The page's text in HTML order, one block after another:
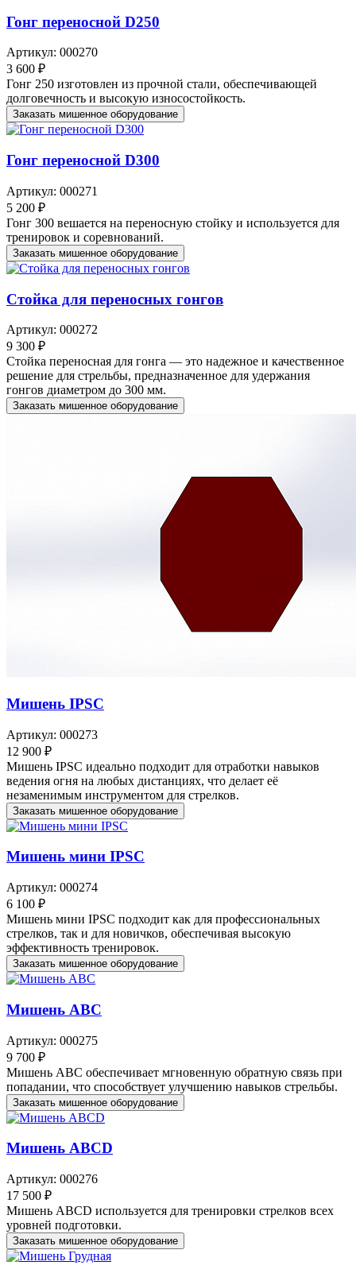
Гонг переносной D250
Артикул: 000270
3 600 ₽
Гонг 250 изготовлен из прочной стали, обеспечивающей
долговечность и высокую износостойкость.
Заказать мишенное оборудование
Гонг переносной D300
Артикул: 000271
5 200 ₽
Гонг 300 вешается на переносную стойку и используется для
тренировок и соревнований.
Заказать мишенное оборудование
Стойка для переносных гонгов
Артикул: 000272
9 300 ₽
Стойка переносная для гонга — это надежное и качественное
решение для стрельбы, предназначенное для удержания
гонгов диаметром до 300 мм.
Заказать мишенное оборудование
Мишень IPSC
Артикул: 000273
12 900 ₽
Мишень IPSC идеально подходит для отработки навыков
ведения огня на любых дистанциях, что делает её
незаменимым инструментом для стрелков.
Заказать мишенное оборудование
Мишень мини IPSC
Артикул: 000274
6 100 ₽
Мишень мини IPSC подходит как для профессиональных
стрелков, так и для новичков, обеспечивая высокую
эффективность тренировок.
Заказать мишенное оборудование
Мишень ABC
Артикул: 000275
9 700 ₽
Мишень АВС обеспечивает мгновенную обратную связь при
попадании, что способствует улучшению навыков стрельбы.
Заказать мишенное оборудование
Мишень ABCD
Артикул: 000276
17 500 ₽
Мишень ABCD используется для тренировки стрелков всех
уровней подготовки.
Заказать мишенное оборудование